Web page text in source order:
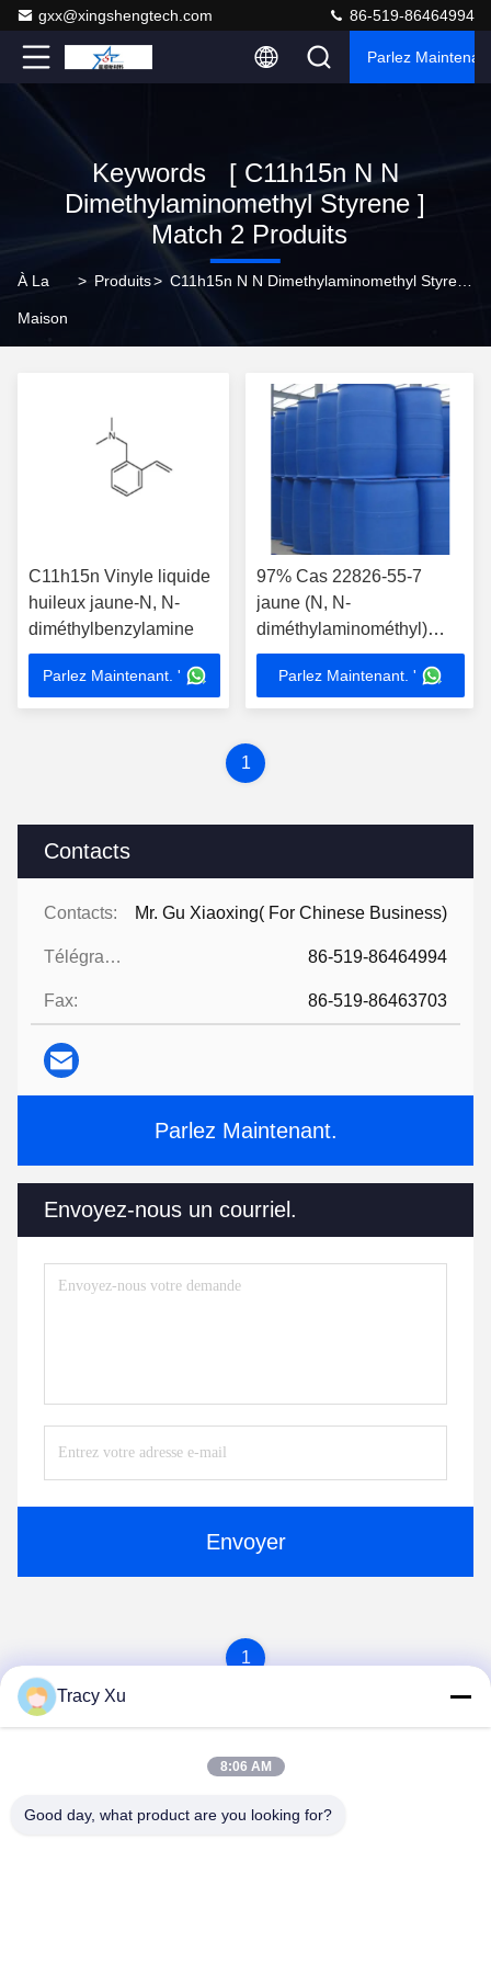
gxx@xingshengtech.com 86-519-86464994
Parlez
Keywords [ C11h15n N N
Dimethylaminomethyl Styrene ]
Match 2 Produits
À La
Maison
> Produits>
Contacts
Contacts: Mr. Gu Xiaoxing( For Chinese Business)
Télégramme: 86-519-86464994
Fax: 86-519-86463703
Parlez Maintenant.
Envoyez-nous un courriel.
Envoyer
C11h15n Vinyle liquide
huileux jaune-N, N-
diméthylbenzylamine
Parlez Maintenant. '
97% Cas 22826-55-7
jaune (N, N-
diméthylaminométhyl)
styrène
Parlez Maintenant. '
1
1
Tracy Xu
8:06 AM
Good day, what product are you looking for?